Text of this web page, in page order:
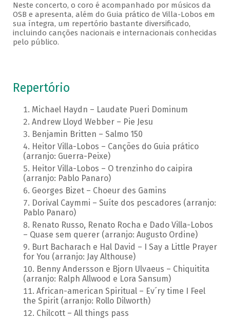
Neste concerto, o coro é acompanhado por músicos da
OSB e apresenta, além do Guia prático de Villa-Lobos em
sua íntegra, um repertório bastante diversificado,
incluindo canções nacionais e internacionais conhecidas
pelo público.
Repertório
Michael Haydn – Laudate Pueri Dominum
Andrew Lloyd Webber – Pie Jesu
Benjamin Britten – Salmo 150
Heitor Villa-Lobos – Canções do Guia prático
(arranjo: Guerra-Peixe)
Heitor Villa-Lobos – O trenzinho do caipira
(arranjo: Pablo Panaro)
Georges Bizet – Choeur des Gamins
Dorival Caymmi – Suíte dos pescadores (arranjo:
Pablo Panaro)
Renato Russo, Renato Rocha e Dado Villa-Lobos
– Quase sem querer (arranjo: Augusto Ordine)
Burt Bacharach e Hal David – I Say a Little Prayer
for You (arranjo: Jay Althouse)
Benny Andersson e Bjorn Ulvaeus – Chiquitita
(arranjo: Ralph Allwood e Lora Sansum)
African-american Spiritual – Ev´ry time I Feel
the Spirit (arranjo: Rollo Dilworth)
Chilcott – All things pass